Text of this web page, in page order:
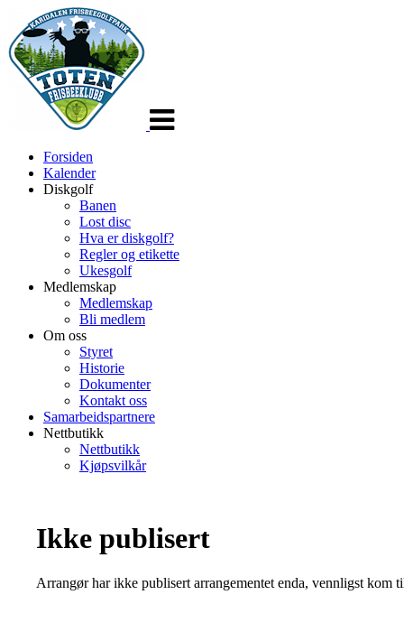
Forsiden
Kalender
Diskgolf
Banen
Lost disc
Hva er diskgolf?
Regler og etikette
Ukesgolf
Medlemskap
Medlemskap
Bli medlem
Om oss
Styret
Historie
Dokumenter
Kontakt oss
Samarbeidspartnere
Nettbutikk
Nettbutikk
Kjøpsvilkår
Ikke publisert
Arrangør har ikke publisert arrangementet enda, vennligst kom